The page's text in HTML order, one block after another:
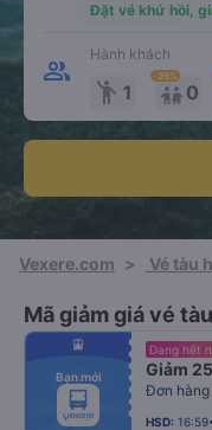
Đặt vé khứ hồi,
Hành khách
emoji_people 1 0
-25%
Vexere.com > Vé tàu
Mã giảm giá vé tàu
fiber_manual_record
fiber_manual_record
fiber_manual_record
fiber_manual_record
fiber_manual_record
fiber_manual_record
fiber_manual_record
Bạn mới
Đang hết
Giảm
Đơn
HSD: